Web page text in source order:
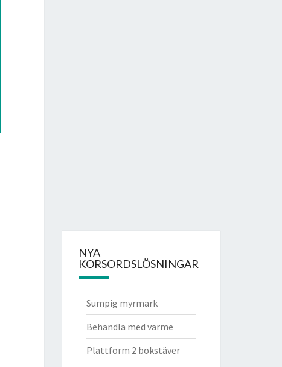
NYA
KORSORDSLÖSNINGAR
Sumpig myrmark
Behandla med värme
Plattform 2 bokstäver